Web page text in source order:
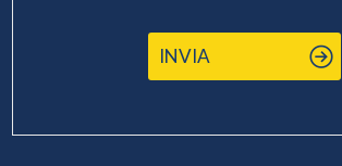
INVIA